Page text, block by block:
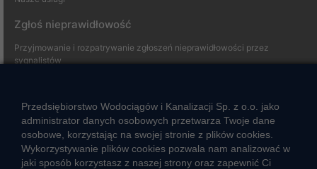
Zgłoś nieprawidłowość
Przyjmowanie i rozpatrywanie zgłoszeń nieprawidłowości przez
sygnalistów
Strefa klienta
Aktualności
Informacja o jakości wody
Informacje o przerwach w dostawie wody
Przedsiębiorstwo Wodociągów i Kanalizacji Sp. z o.o. jako
administrator danych osobowych przetwarza Twoje dane
osobowe, korzystając na swojej stronie z plików cookies.
Wykorzystywanie plików cookies pozwala nam analizować w
jaki sposób korzystasz z naszej strony oraz zapewnić Ci